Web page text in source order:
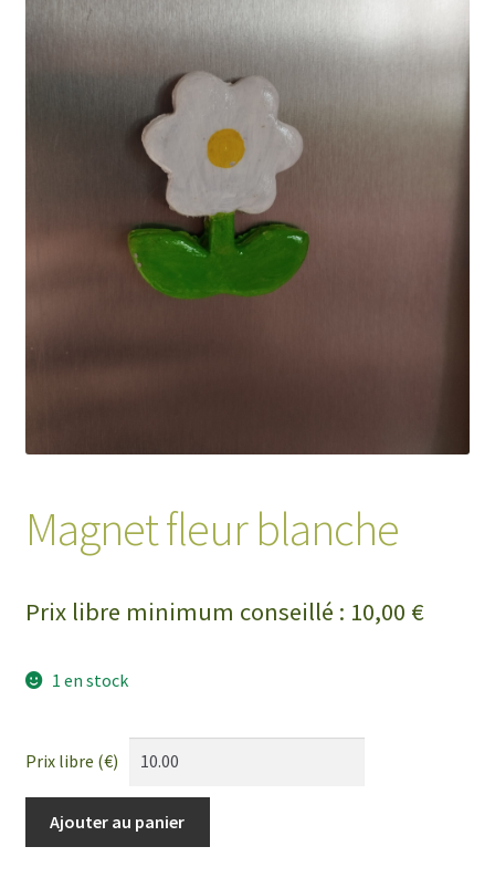
Magnet fleur blanche
Prix libre minimum conseillé : 10,00 €
1 en stock
Prix libre (€)
Ajouter au panier